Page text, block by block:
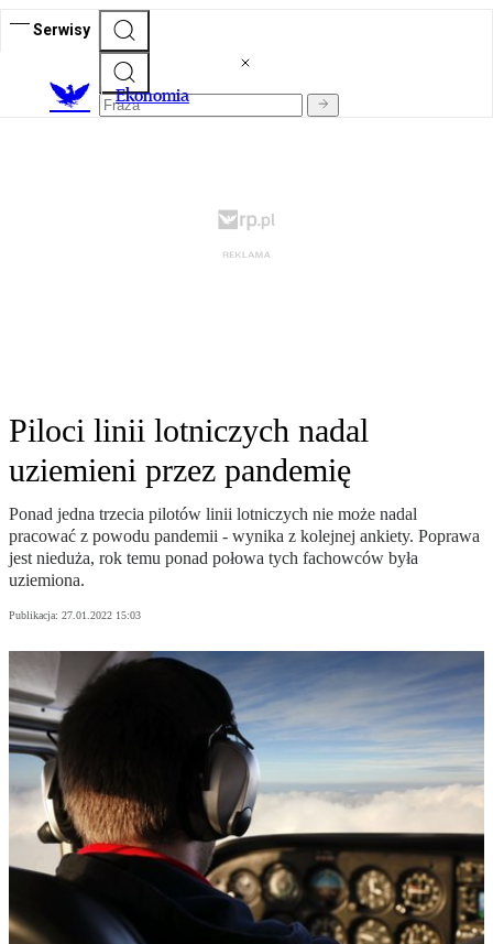
Serwisy
Ekonomia
Piloci linii lotniczych nadal
uziemieni przez pandemię
Ponad jedna trzecia pilotów linii lotniczych nie może nadal
pracować z powodu pandemii - wynika z kolejnej ankiety. Poprawa
jest nieduża, rok temu ponad połowa tych fachowców była
uziemiona.
Publikacja: 27.01.2022 15:03